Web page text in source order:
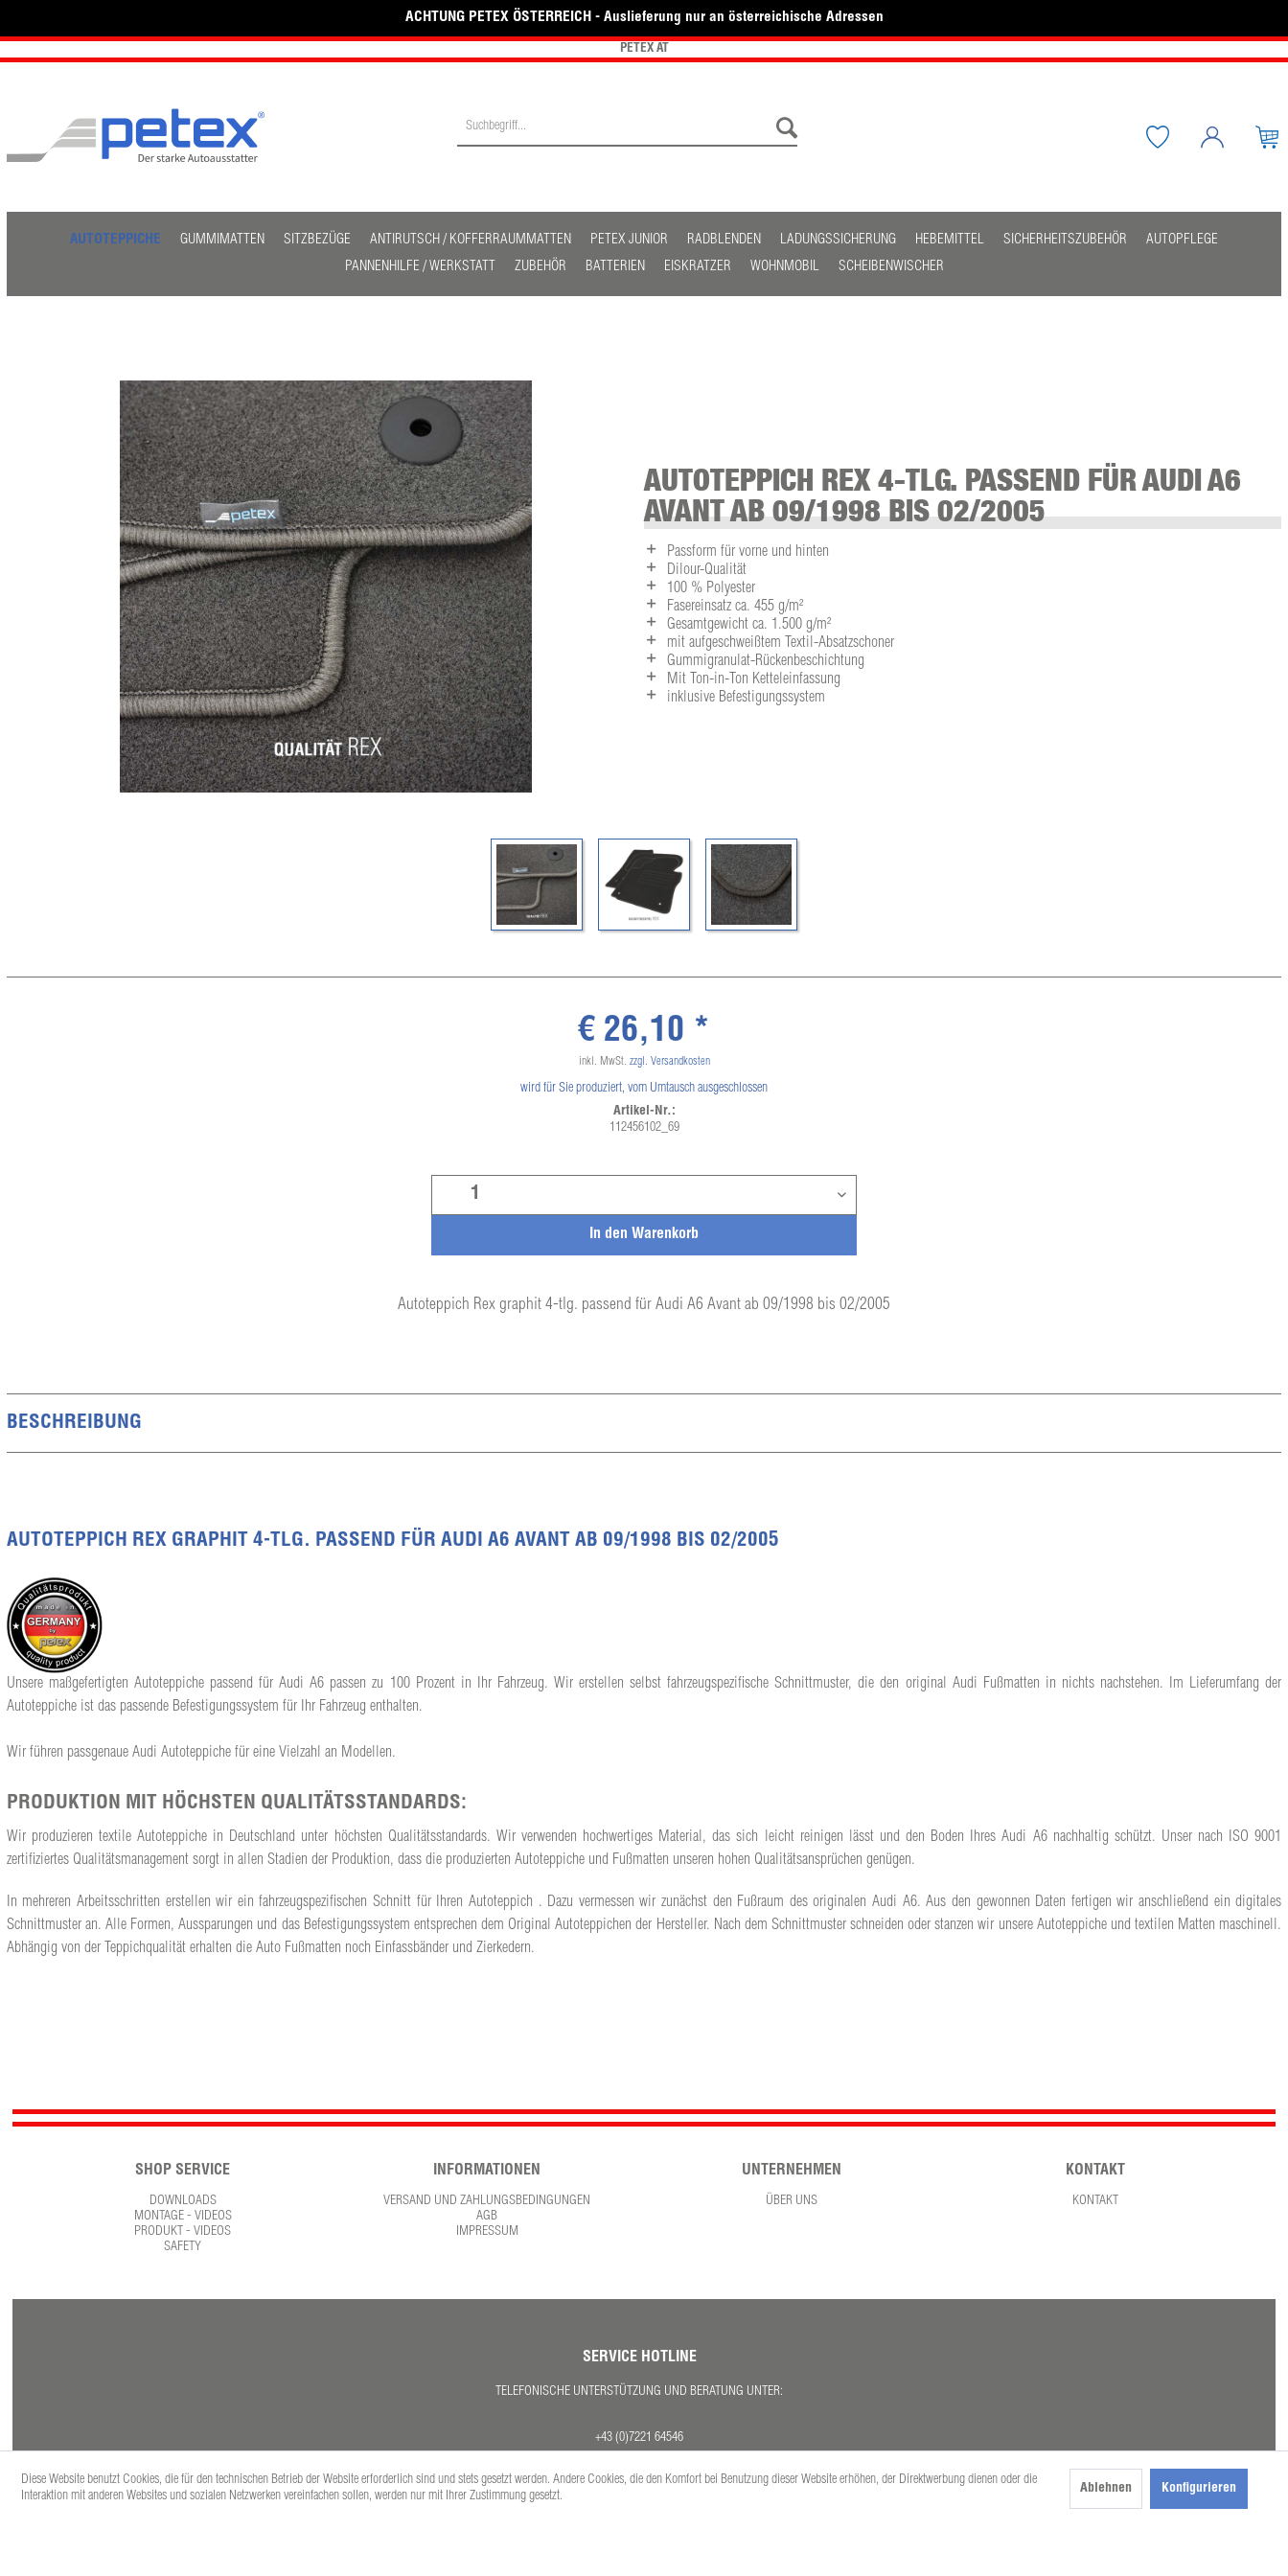
ACHTUNG PETEX ÖSTERREICH - Auslieferung nur an österreichische Adressen
PETEX AT
AUTOTEPPICHE GUMMIMATTEN SITZBEZÜGE ANTIRUTSCH / KOFFERRAUMMATTEN PETEX JUNIOR RADBLENDEN LADUNGSSICHERUNG HEBEMITTEL SICHERHEITSZUBEHÖR
AUTOPFLEGE
PANNENHILFE / WERKSTATT
ZUBEHÖR BATTERIEN EISKRATZER WOHNMOBIL SCHEIBENWISCHER
AUTOTEPPICH REX 4-TLG. PASSEND FÜR AUDI A6
AVANT AB 09/1998 BIS 02/2005
Passform für vorne und hinten
Dilour-Qualität
100 % Polyester
Fasereinsatz ca. 455 g/m²
Gesamtgewicht ca. 1.500 g/m²
mit aufgeschweißtem Textil-Absatzschoner
Gummigranulat-Rückenbeschichtung
Mit Ton-in-Ton Ketteleinfassung
inklusive Befestigungssystem
Autoteppich Rex graphit 4-tlg. passend für Audi A6 Avant ab 09/1998 bis 02/2005
In den Warenkorb
€ 26,10 *
inkl. MwSt. zzgl. Versandkosten
wird für Sie produziert, vom Umtausch ausgeschlossen
Artikel-Nr.:
112456102_69
BESCHREIBUNG
AUTOTEPPICH REX GRAPHIT 4-TLG. PASSEND FÜR AUDI A6 AVANT AB 09/1998 BIS 02/2005
Unsere maßgefertigten Autoteppiche passend für Audi A6 passen zu 100 Prozent in Ihr Fahrzeug. Wir erstellen selbst fahrzeugspezifische Schnittmuster, die den original Audi Fußmatten in nichts nachstehen. Im Lieferumfang der
Autoteppiche ist das passende Befestigungssystem für Ihr Fahrzeug enthalten.
Wir führen passgenaue Audi Autoteppiche für eine Vielzahl an Modellen.
PRODUKTION MIT HÖCHSTEN QUALITÄTSSTANDARDS:
Wir produzieren textile Autoteppiche in Deutschland unter höchsten Qualitätsstandards. Wir verwenden hochwertiges Material, das sich leicht reinigen lässt und den Boden Ihres Audi A6 nachhaltig schützt. Unser nach ISO 9001
zertifiziertes Qualitätsmanagement sorgt in allen Stadien der Produktion, dass die produzierten Autoteppiche und Fußmatten unseren hohen Qualitätsansprüchen genügen.
In mehreren Arbeitsschritten erstellen wir ein fahrzeugspezifischen Schnitt für Ihren Autoteppich . Dazu vermessen wir zunächst den Fußraum des originalen Audi A6. Aus den gewonnen Daten fertigen wir anschließend ein digitales
Schnittmuster an. Alle Formen, Aussparungen und das Befestigungssystem entsprechen dem Original Autoteppichen der Hersteller. Nach dem Schnittmuster schneiden oder stanzen wir unsere Autoteppiche und textilen Matten maschinell.
Abhängig von der Teppichqualität erhalten die Auto Fußmatten noch Einfassbänder und Zierkedern.
SHOP SERVICE
DOWNLOADS
MONTAGE - VIDEOS
PRODUKT - VIDEOS
SAFETY
INFORMATIONEN
VERSAND UND ZAHLUNGSBEDINGUNGEN
AGB
IMPRESSUM
UNTERNEHMEN
ÜBER UNS
KONTAKT
KONTAKT
SERVICE HOTLINE
TELEFONISCHE UNTERSTÜTZUNG UND BERATUNG UNTER:
+43 (0)7221 64546
FR. 08:00 - 12:30 UHR
Diese Website benutzt Cookies, die für den technischen Betrieb der Website erforderlich sind und stets gesetzt werden. Andere Cookies, die den Komfort bei Benutzung dieser Website erhöhen, der Direktwerbung dienen oder die
Interaktion mit anderen Websites und sozialen Netzwerken vereinfachen sollen, werden nur mit Ihrer Zustimmung gesetzt.
Ablehnen Konfigurieren